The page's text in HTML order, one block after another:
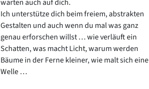
warten auch auf dich.
Ich unterstütze dich beim freiem, abstrakten
Gestalten und auch wenn du mal was ganz
genau erforschen willst … wie verläuft ein
Schatten, was macht Licht, warum werden
Bäume in der Ferne kleiner, wie malt sich eine
Welle …